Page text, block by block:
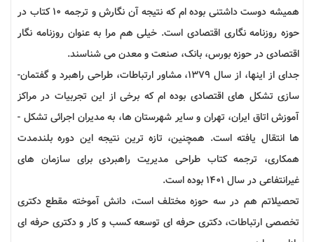
همیشه دوست داشتنی بوده­ ام که نتیجه آن نگارش و ترجمه 10 کتاب در
حوزه روزنامه­ نگاری اقتصادی است. خیلی هم مرا به عنوان روزنامه­ نگار
اقتصادی در حوزه بورس، بانک، صنعت و معدن می شناسند.
جدای از اینها، از سال 1379، مشاور ارتباطات، طراحی راهبرد و گفتمان­
سازی تشکل ­های اقتصادی بوده ­ام که برخی از این تجربیات در مراکز
آموزش اتاق ایران، تهران و سایر شهرستان ها، به مدیران اجرائی تشکل ­
ها انتقال یافته است. همچنین، تازه ترین نتیجه این دوره بلندمدت
همکاری، ترجمه کتاب طراحی مدیریت راهبردی برای سازمان های
غیرانتفاعی در سال 1401 بوده است.
تحصیلاتم هم در سه حوزه مختلف است، دانش آموخته مقطع دکتری
تخصصی ارتباطات، دکتری حرفه ­ای توسعه کسب و کار و دکتری حرفه­ ای